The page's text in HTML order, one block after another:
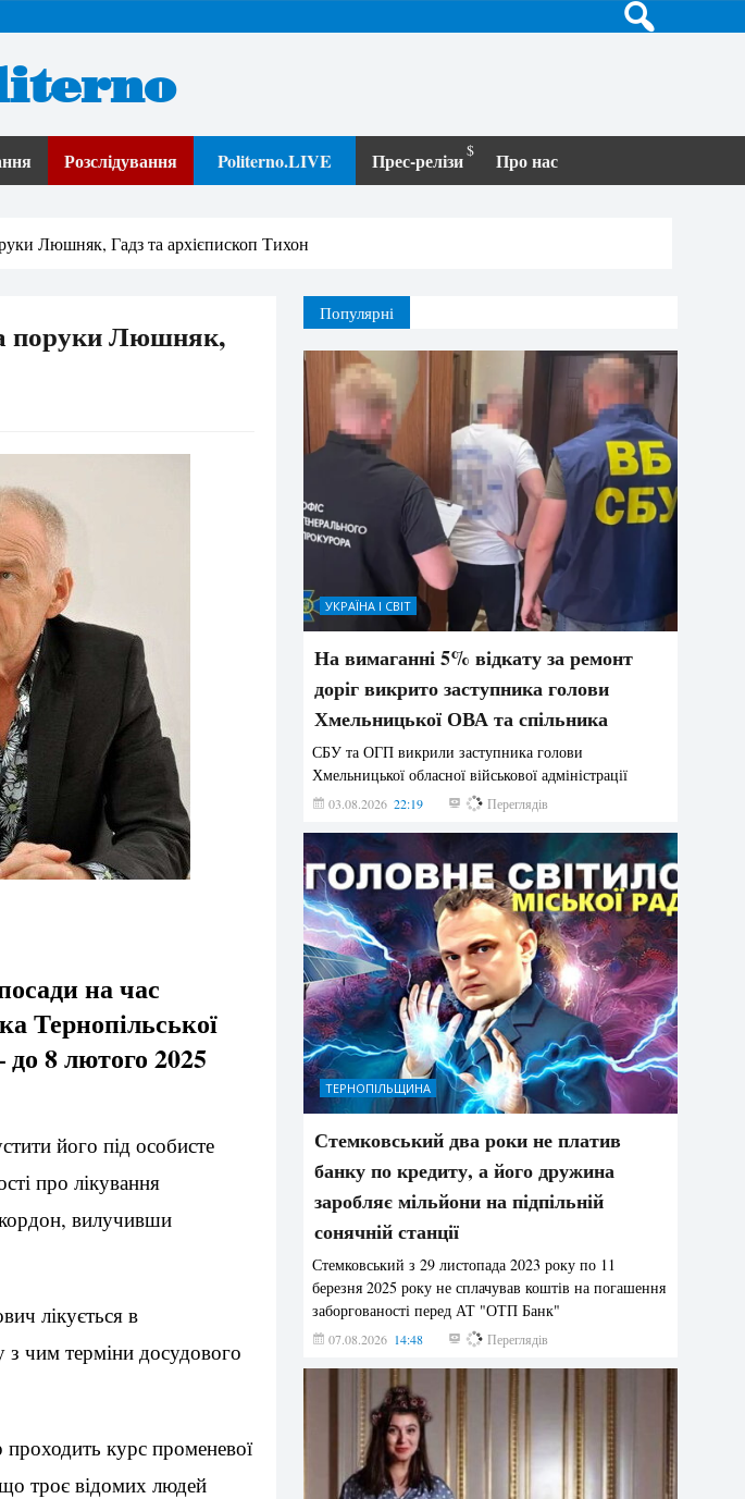
Розслідування Politerno.LIVE Прес-релізи Про нас
Люшняк, Гадз та архієпископ Тихон
поруки Люшняк,
на час
Тернопільської
8 лютого 2025
його під особисте
про лікування
вилучивши
лікується в
з чим терміни досудового
проходить курс променевої
троє відомих людей
Популярні
УКРАЇНА І СВІТ
На вимаганні 5% відкату за ремонт
доріг викрито заступника голови
Хмельницької ОВА та спільника
СБУ та ОГП викрили заступника голови
Хмельницької обласної військової адміністрації
03.08.2026 22:19 870 Переглядів
ТЕРНОПІЛЬЩИНА
Стемковський два роки не платив
банку по кредиту, а його дружина
заробляє мільйони на підпільній
сонячній станції
Стемковський з 29 листопада 2023 року по 11
березня 2025 року не сплачував коштів на погашення
заборгованості перед АТ "ОТП Банк"
07.08.2026 14:48 321 Переглядів